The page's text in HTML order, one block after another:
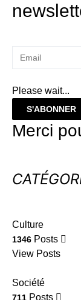
Please wait...
S'ABONNER
Merci
Culture
1346 Posts
View Posts
Société
711 Posts